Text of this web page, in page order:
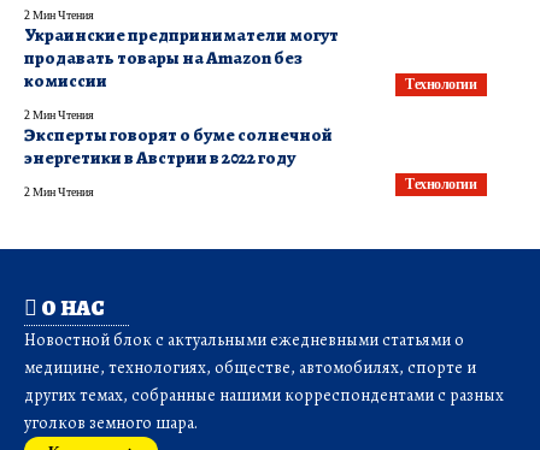
2 Мин Чтения
Технологии
Украинские предприниматели могут
продавать товары на Amazon без
комиссии
2 Мин Чтения
Технологии
Эксперты говорят о буме солнечной
энергетики в Австрии в 2022 году
2 Мин Чтения
О НАС
Новостной блок с актуальными ежедневными статьями о
медицине, технологиях, обществе, автомобилях, спорте и
других темах, собранные нашими корреспондентами с разных
уголков земного шара.